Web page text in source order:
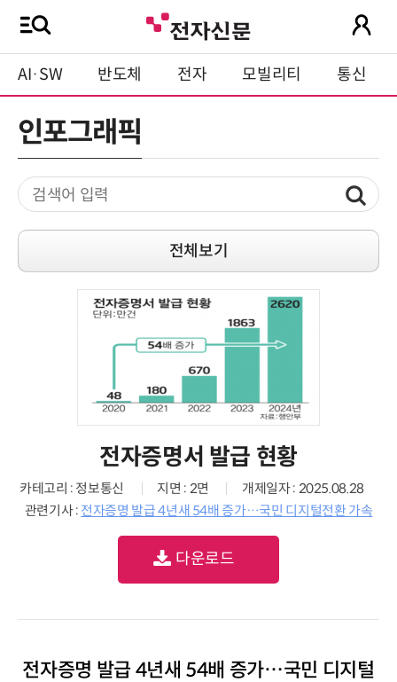
AI·SW 반도체 전자 모빌리티 통신
인포그래픽
전체보기
전자증명서 발급 현황
카테고리 : 정보통신 지면 : 2면
개제일자 : 2025.08.28
관련기사 : 전자증명 발급 4년새 54배 증가…국민 디지털전환 가속
다운로드
전자증명 발급 4년새 54배 증가…국민 디지털